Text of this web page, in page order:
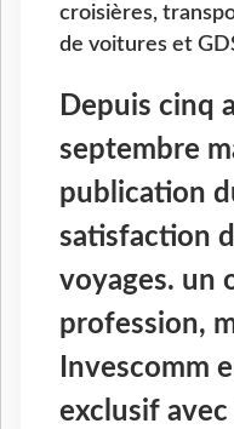
croisières,
de voitures et
Depuis cinq
septembre
publication
satisfaction
voyages. un
profession,
Invescomm
exclusif avec